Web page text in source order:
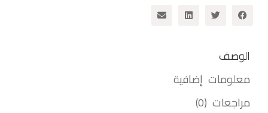
الوصف
معلومات إضافية
مراجعات (0)